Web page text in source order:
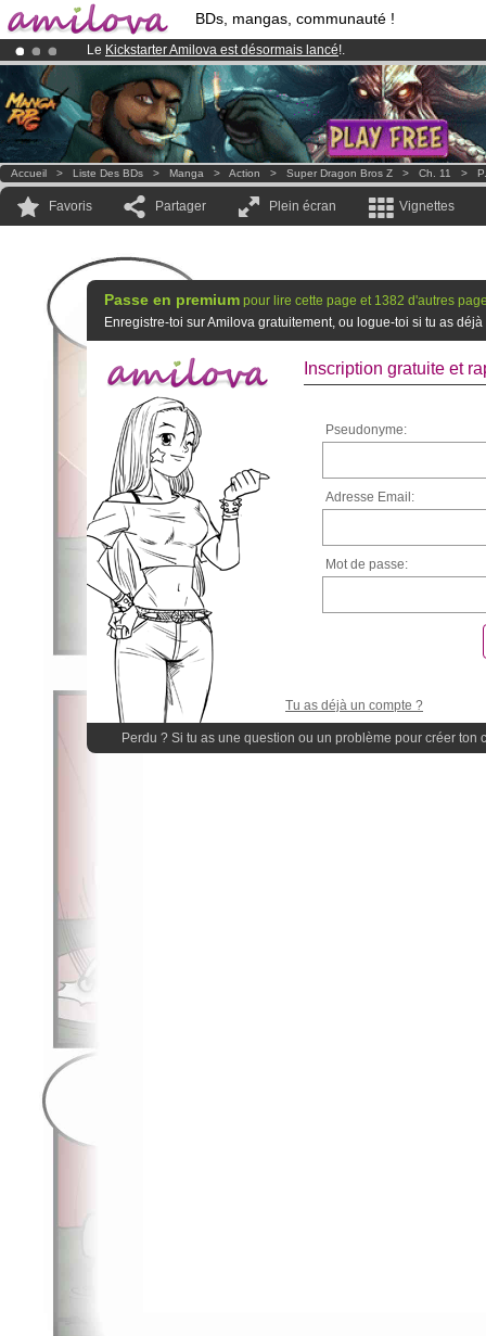
BDs, mangas, communauté !
Le Kickstarter Amilova est désormais lancé!.
Déjà 100000membreset 1000BDs & Mangas!
Abonnement premium: à partir de
3.95 eurospar mois !Clique ici
Accueil > Liste Des BDs > Manga > Action > Super Dragon Bros Z > Ch. 11 >
Favoris Partager Plein écran Vignettes
Passe en premium pour lire cette page et 1382 d'autres
Enregistre-toi sur Amilova gratuitement, ou logue-toi si tu as
Inscription gratuite et
Pseudonyme:
Adresse Email:
Mot de passe:
Tu as déjà un compte ?
Perdu ? Si tu as une question ou un problème pour créer ton